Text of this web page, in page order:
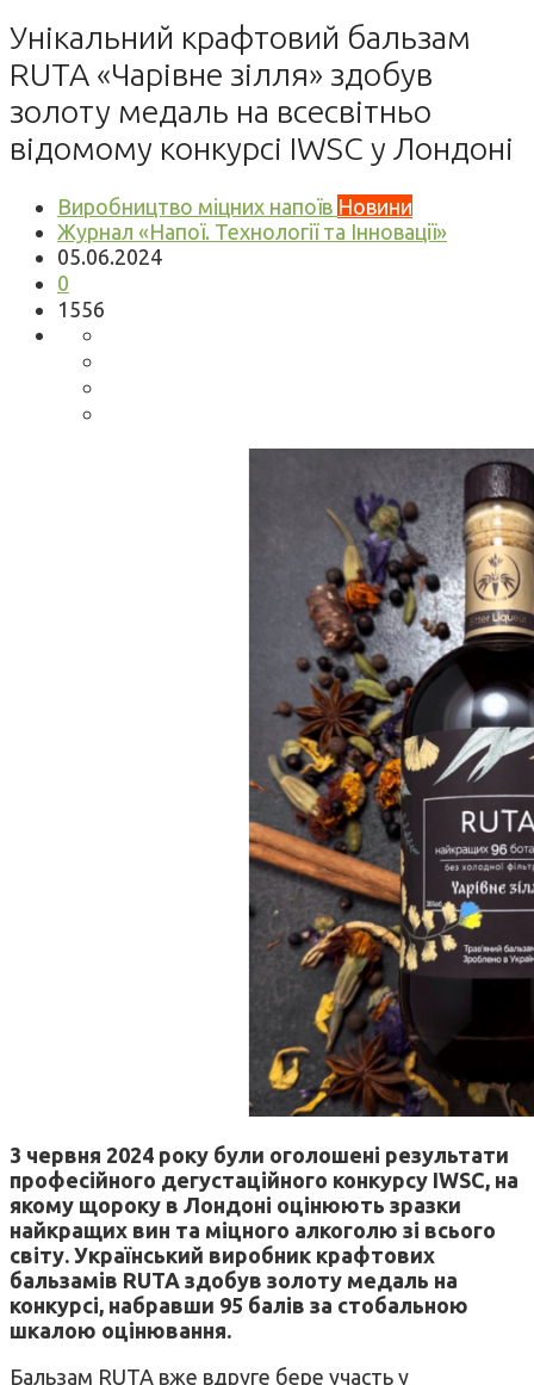
Унікальний крафтовий бальзам
RUTA «Чарівне зілля» здобув
золоту медаль на всесвітньо
відомому конкурсі IWSC у Лондоні
Виробництво міцних напоїв Новини
Журнал «Напої. Технології та Інновації»
05.06.2024
0
1556
3 червня 2024 року були оголошені результати
професійного дегустаційного конкурсу IWSC, на
якому щороку в Лондоні оцінюють зразки
найкращих вин та міцного алкоголю зі всього
світу. Український виробник крафтових
бальзамів RUTA здобув золоту медаль на
конкурсі, набравши 95 балів за стобальною
шкалою оцінювання.
Бальзам RUTA вже вдруге бере участь у